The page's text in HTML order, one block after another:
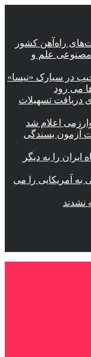
راه‌آهن کشور
مصنوعی علم و
در سیارک «نیسا»
می رود
دریافت تسهیلات
اعلام شد
آزمون بسندگی
را به دیگر
به آمریکایی را می